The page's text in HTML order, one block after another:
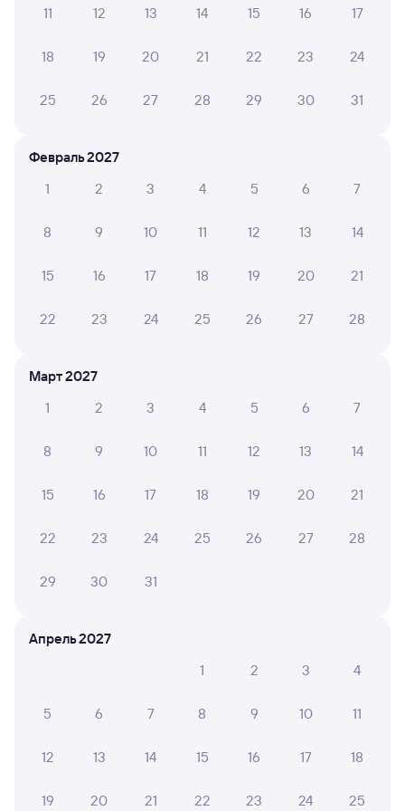
А ещё здесь можно найти
Обратные билеты из Белорецка в Карталы-1
Отели
11 12 13 14 15 16 17
18 19 20 21 22 23 24
25 26 27 28 29 30 31
Февраль 2027
1
2 3 4 5 6 7
8 9 10 11 12 13 14
15 16 17 18 19 20 21
22 23 24 25 26 27 28
Март 2027
1
2 3 4 5 6 7
8 9 10 11 12 13 14
15 16 17 18 19 20 21
22 23 24 25 26 27 28
29 30 31
Апрель 2027
1
2 3 4
5 6 7 8 9 10 11
12 13 14 15 16 17 18
19 20 21 22 23 24 25